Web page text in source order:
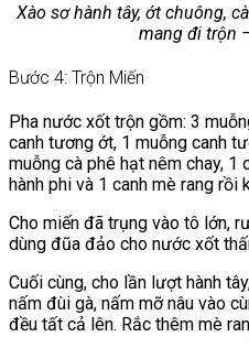
Xào sơ hành tây, ớt chuông,
mang đi trộn
Bước 4: Trộn Miến
Pha nước xốt trộn gồm: 3
canh tương ớt, 1 muỗng canh
muỗng cà phê hạt nêm chay, 1
hành phi và 1 canh mè rang rồi
Cho miến đã trụng vào tô lớn,
dùng đũa đảo cho nước xốt
Cuối cùng, cho lần lượt hành
nấm đùi gà, nấm mỡ nâu vào
đều tất cả lên. Rắc thêm mè